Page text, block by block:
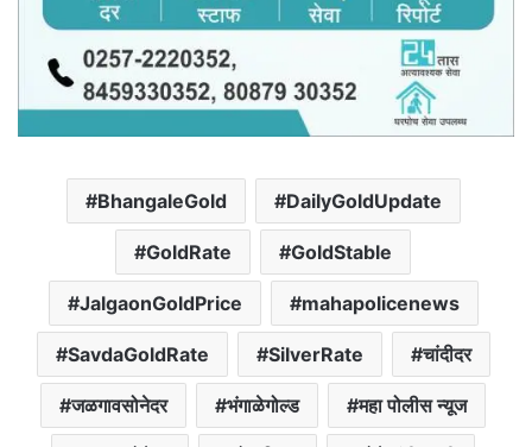
BhangaleGold DailyGoldUpdate
GoldRate GoldStable
JalgaonGoldPrice mahapolicenews
SavdaGoldRate SilverRate चांदीदर
जळगावसोनेदर भंगाळेगोल्ड महा पोलीस न्यूज